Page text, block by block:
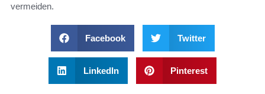
vermeiden.
Facebook Twitter
LinkedIn Pinterest